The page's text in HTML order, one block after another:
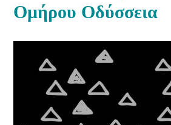
Ομήρου Οδύσσεια